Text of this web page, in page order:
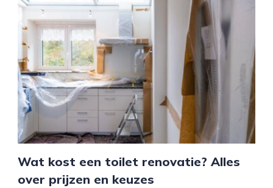
Wat kost een toilet renovatie? Alles
over prijzen en keuzes